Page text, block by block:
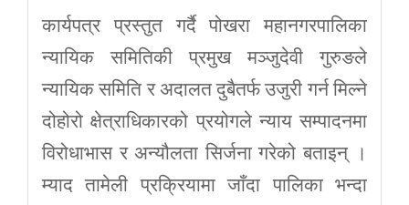
कार्यपत्र प्रस्तुत गर्दै पोखरा महानगरपालिका
न्यायिक समितिकी प्रमुख मञ्जुदेवी गुरुङले
न्यायिक समिति र अदालत दुबैतर्फ उजुरी गर्न मिल्ने
दोहोरो क्षेत्राधिकारको प्रयोगले न्याय सम्पादनमा
विरोधाभास र अन्यौलता सिर्जना गरेको बताइन् ।
म्याद तामेली प्रक्रियामा जाँदा पालिका भन्दा